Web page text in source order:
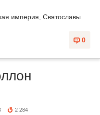
империя, Святославы. ...
0
2 284